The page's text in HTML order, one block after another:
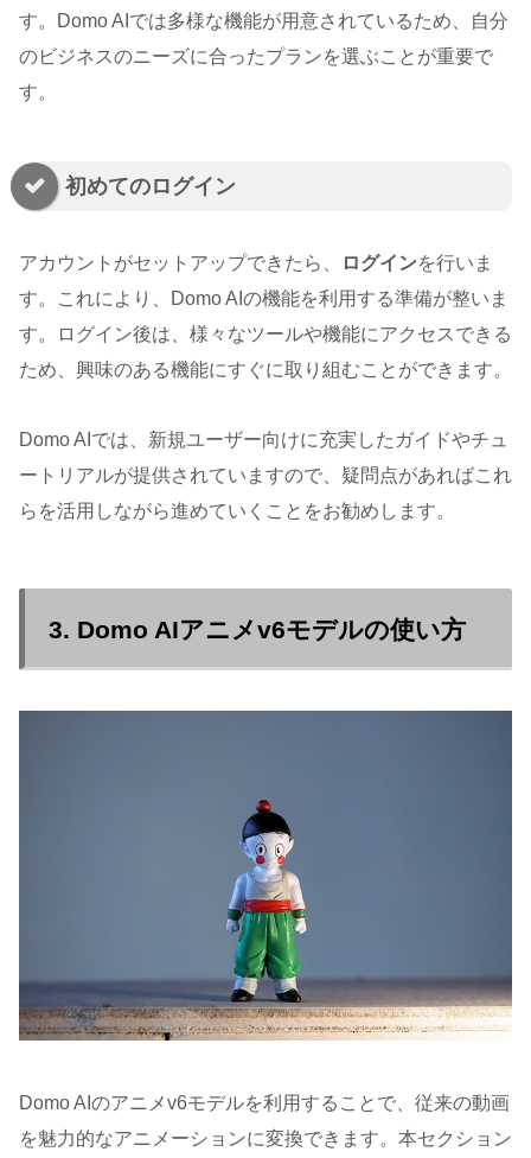
す。Domo AIでは多様な機能が用意されているため、自分
のビジネスのニーズに合ったプランを選ぶことが重要で
す。
初めてのログイン
アカウントがセットアップできたら、 ログインを行いま
す。これにより、Domo AIの機能を利用する準備が整いま
す。ログイン後は、様々なツールや機能にアクセスできる
ため、興味のある機能にすぐに取り組むことができます。
Domo AIでは、新規ユーザー向けに充実したガイドやチュ
ートリアルが提供されていますので、疑問点があればこれ
らを活用しながら進めていくことをお勧めします。
3. Domo AIアニメv6モデルの使い方
Domo AIのアニメv6モデルを利用することで、従来の動画
を魅力的なアニメーションに変換できます。本セクション